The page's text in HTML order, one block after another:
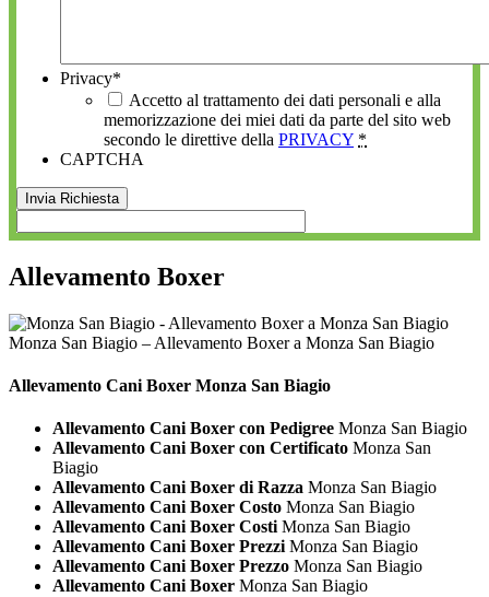
Privacy*
Accetto al trattamento dei dati personali e alla
memorizzazione dei miei dati da parte del sito web
secondo le direttive della PRIVACY *
CAPTCHA
Allevamento Boxer
Monza San Biagio – Allevamento Boxer a Monza San Biagio
Allevamento Cani Boxer Monza San Biagio
Allevamento Cani Boxer con Pedigree Monza San Biagio
Allevamento Cani Boxer con Certificato Monza San
Biagio
Allevamento Cani Boxer di Razza Monza San Biagio
Allevamento Cani Boxer Costo Monza San Biagio
Allevamento Cani Boxer Costi Monza San Biagio
Allevamento Cani Boxer Prezzi Monza San Biagio
Allevamento Cani Boxer Prezzo Monza San Biagio
Allevamento Cani Boxer Monza San Biagio